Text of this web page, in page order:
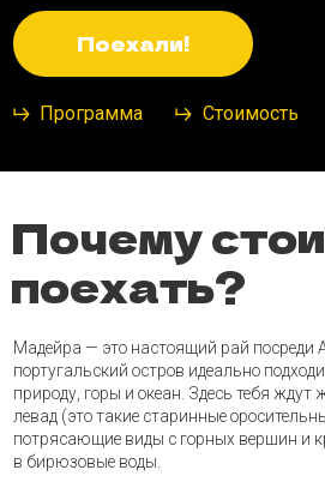
Если ты любишь активный отдых, пешие
или просто наблюдать за китами — Мадейра
впечатлит. А когда захочется расслабиться
и теплый океан всегда под рукой.
португальский остров идеально подходит для
природу, горы и океан. Здесь тебя ждут
левад (это такие старинные оросительные
потрясающие виды с горных вершин и крутые
в бирюзовые воды.
Почему стоит